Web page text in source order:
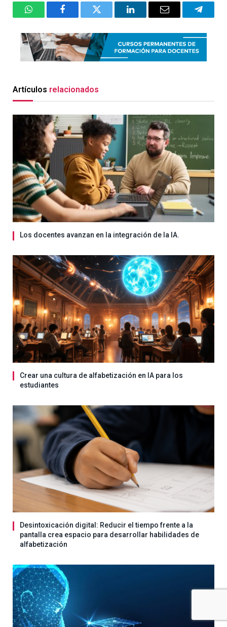
WhatsAppFacebookTwitter LinkedInEmail
Artículos relacionados
Los docentes avanzan en la integración de la IA.
Crear una cultura de alfabetización en IA para los
estudiantes
Desintoxicación digital: Reducir el tiempo frente a la
pantalla crea espacio para desarrollar habilidades de
alfabetización